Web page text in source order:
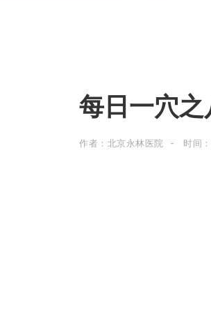
每日一穴之
作者：北京永林医院 时间